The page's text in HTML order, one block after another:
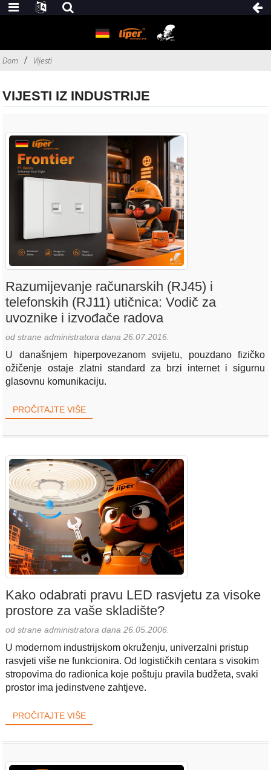
Dom Vijesti
VIJESTI IZ INDUSTRIJE
Razumijevanje računarskih (RJ45) i
telefonskih (RJ11) utičnica: Vodič za
uvoznike i izvođače radova
od strane administratora dana 26.07.2016.
U današnjem hiperpovezanom svijetu, pouzdano fizičko
ožičenje ostaje zlatni standard za brzi internet i sigurnu
glasovnu komunikaciju.
PROČITAJTE VIŠE
Kako odabrati pravu LED rasvjetu za visoke
prostore za vaše skladište?
od strane administratora dana 26.05.2006.
U modernom industrijskom okruženju, univerzalni pristup
rasvjeti više ne funkcionira. Od logističkih centara s visokim
stropovima do radionica koje poštuju pravila budžeta, svaki
prostor ima jedinstvene zahtjeve.
PROČITAJTE VIŠE